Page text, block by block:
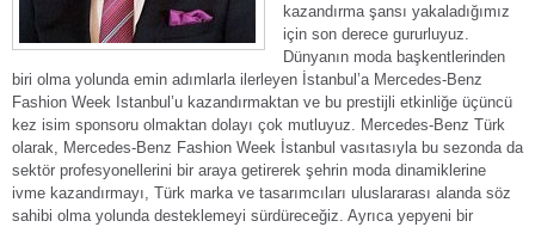
kazandırma şansı yakaladığımız
için son derece gururluyuz.
Dünyanın moda başkentlerinden
biri olma yolunda emin adımlarla ilerleyen İstanbul’a Mercedes-Benz
Fashion Week Istanbul’u kazandırmaktan ve bu prestijli etkinliğe üçüncü
kez isim sponsoru olmaktan dolayı çok mutluyuz. Mercedes-Benz Türk
olarak, Mercedes-Benz Fashion Week İstanbul vasıtasıyla bu sezonda da
sektör profesyonellerini bir araya getirerek şehrin moda dinamiklerine
ivme kazandırmayı, Türk marka ve tasarımcıları uluslararası alanda söz
sahibi olma yolunda desteklemeyi sürdüreceğiz. Ayrıca yepyeni bir